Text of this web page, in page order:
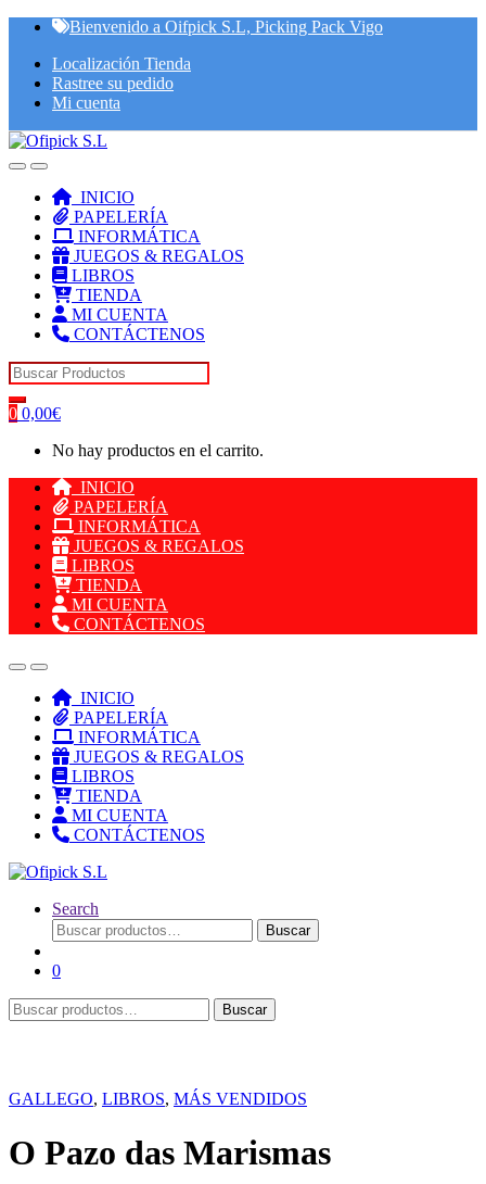
Skip
navigation
Skip
content
Bienvenido a Oifpick S.L, Picking Pack Vigo
Localización Tienda
Rastree su pedido
Mi cuenta
INICIO
PAPELERÍA
INFORMÁTICA
JUEGOS & REGALOS
LIBROS
TIENDA
MI CUENTA
CONTÁCTENOS
Search for:
0 0,00€
No hay productos en el carrito.
INICIO
PAPELERÍA
INFORMÁTICA
JUEGOS & REGALOS
LIBROS
TIENDA
MI CUENTA
CONTÁCTENOS
INICIO
PAPELERÍA
INFORMÁTICA
JUEGOS & REGALOS
LIBROS
TIENDA
MI CUENTA
CONTÁCTENOS
Search
Buscar
por:
Buscar
0
Buscar
por:
Buscar
GALLEGO, LIBROS, MÁS VENDIDOS
O Pazo das Marismas